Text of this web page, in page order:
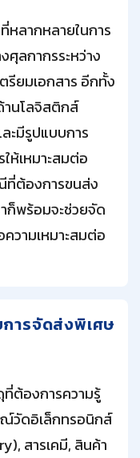
หลากหลายในการ
ลกากรระหว่าง
รียมเอกสาร อีกทั้ง
านโลจิสติกส์
มีรูปแบบการ
ห้เหมาะสมต่อ
ที่ต้องการขนส่ง
ก็พร้อมจะช่วยจัด
วามเหมาะสมต่อ
ารจัดส่งพิเศษ
ต้องการความรู้
ณ์วัดอิเล็กทรอนิกส์
สารเคมี, สินค้า